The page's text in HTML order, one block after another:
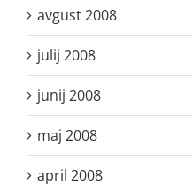
avgust 2008
julij 2008
junij 2008
maj 2008
april 2008